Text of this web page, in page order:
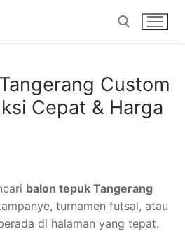
Cari:
Custom
Cepat & Harga
balon tepuk Tangerang
turnamen futsal, atau
di halaman yang tepat.